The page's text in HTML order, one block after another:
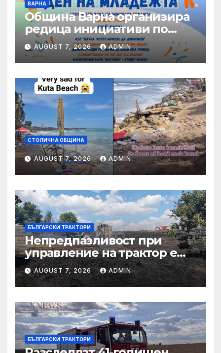
ВАРНА
Община Варна организира
редица инициативи по
повод Международния ден
на младежта – 12 август
AUGUST 7, 2026 ADMIN
СТОЛИЧНА ОБЩИНА
AUGUST 7, 2026 ADMIN
БЪЛГАРСКИ ТРАКТОРИ
Непредпазливост при
управление на трактор е
причина за вчерашния
пожар край
тополовградското село
Българска поляна
AUGUST 7, 2026 ADMIN
БЪЛГАРСКИ ТРАКТОРИ